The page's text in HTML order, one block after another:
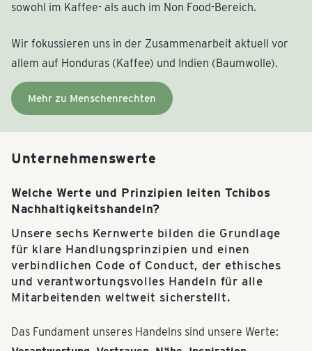
sowohl im Kaffee- als auch im Non Food-Bereich.
Wir fokussieren uns in der Zusammenarbeit aktuell vor
allem auf Honduras (Kaffee) und Indien (Baumwolle).
Mehr zu Menschenrechten
Unternehmenswerte
Welche Werte und Prinzipien leiten Tchibos
Nachhaltigkeitshandeln?
Unsere sechs Kernwerte bilden die Grundlage
für klare Handlungsprinzipien und einen
verbindlichen Code of Conduct, der ethisches
und verantwortungsvolles Handeln für alle
Mitarbeitenden weltweit sicherstellt.
Das Fundament unseres Handelns sind unsere Werte: